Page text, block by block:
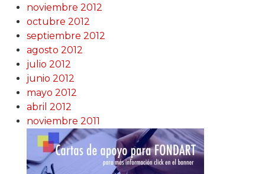
noviembre 2012
octubre 2012
septiembre 2012
agosto 2012
julio 2012
junio 2012
mayo 2012
abril 2012
noviembre 2011